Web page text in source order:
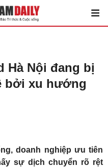
Nội đang bị
bởi xu hướng
doanh nghiệp ưu tiên
sự dịch chuyển rõ rệt